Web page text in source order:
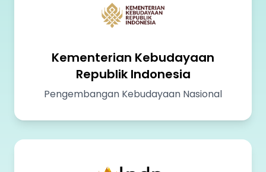
Kementerian Kebudayaan
Republik Indonesia
Pengembangan Kebudayaan Nasional